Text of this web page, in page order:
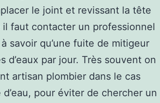
le joint et revissant la tête
faut contacter un professionnel
savoir qu’une fuite de mitigeur
par jour. Très souvent on
artisan plombier dans le cas
pour éviter de chercher un